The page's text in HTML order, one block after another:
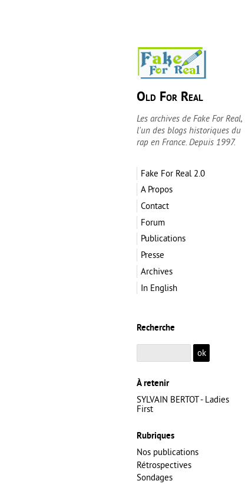
Old For Real
Les archives de Fake For Real,
l'un des blogs historiques du
rap en France. Depuis 1997.
Fake For Real 2.0
A Propos
Contact
Forum
Publications
Presse
Archives
In English
Recherche
À retenir
SYLVAIN BERTOT - Ladies
First
Rubriques
Nos publications
Rétrospectives
Sondages